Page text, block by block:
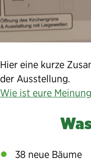
Hier eine kurze
der Ausstellung.
Wie ist eure
38 neue Bäume